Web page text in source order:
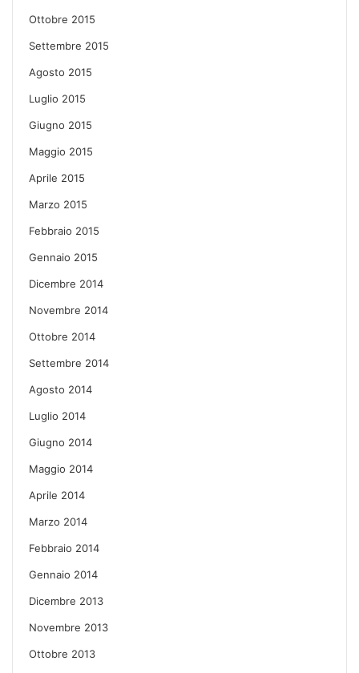
Ottobre 2015
Settembre 2015
Agosto 2015
Luglio 2015
Giugno 2015
Maggio 2015
Aprile 2015
Marzo 2015
Febbraio 2015
Gennaio 2015
Dicembre 2014
Novembre 2014
Ottobre 2014
Settembre 2014
Agosto 2014
Luglio 2014
Giugno 2014
Maggio 2014
Aprile 2014
Marzo 2014
Febbraio 2014
Gennaio 2014
Dicembre 2013
Novembre 2013
Ottobre 2013